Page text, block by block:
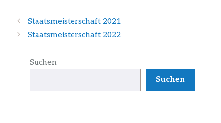
Staatsmeisterschaft 2021
Staatsmeisterschaft 2022
Suchen
Suchen